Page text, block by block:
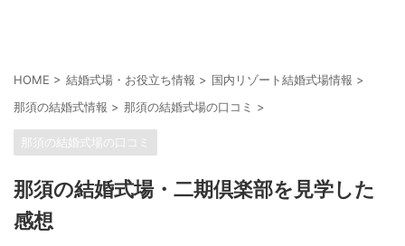
HOME > 結婚式場・お役立ち情報 > 国内リゾート結婚式場情報 >
那須の結婚式情報 > 那須の結婚式場の口コミ >
那須の結婚式場の口コミ
那須の結婚式場・二期倶楽部を見学した
感想